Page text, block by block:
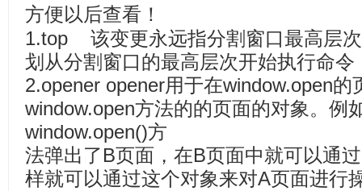
方便以后查看！
1.top 该变更永远指分割窗口最高层
划从分割窗口的最高层次开始执行命
2.opener opener用于在window.open的
window.open方法的的页面的对象。例
window.open()方
法弹出了B页面，在B页面中就可以通
样就可以通过这个对象来对A页面进行